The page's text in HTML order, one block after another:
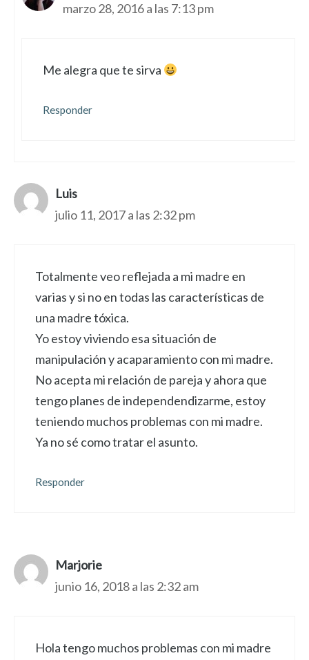
marzo 28, 2016 a las 7:13 pm
Me alegra que te sirva
Responder
Luis
julio 11, 2017 a las 2:32 pm
Totalmente veo reflejada a mi madre en
varias y si no en todas las características de
una madre tóxica.
Yo estoy viviendo esa situación de
manipulación y acaparamiento con mi madre.
No acepta mi relación de pareja y ahora que
tengo planes de independendizarme, estoy
teniendo muchos problemas con mi madre.
Ya no sé como tratar el asunto.
Responder
Marjorie
junio 16, 2018 a las 2:32 am
Hola tengo muchos problemas con mi madre